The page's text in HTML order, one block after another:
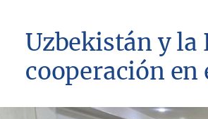
Uzbekistán y la
cooperación en